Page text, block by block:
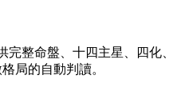
整命盤、十四主星、四化、
局的自動判讀。